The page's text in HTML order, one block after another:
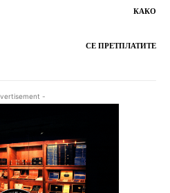
КАКО
СЕ ПРЕТПЛАТИТЕ
-